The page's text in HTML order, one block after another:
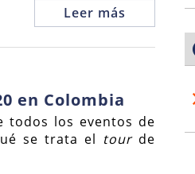
Leer más
en Colombia
todos los eventos de
se trata el tourde